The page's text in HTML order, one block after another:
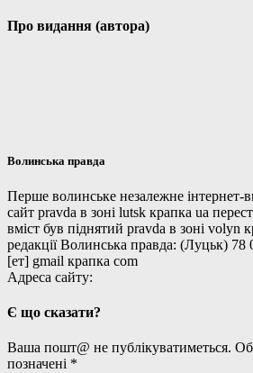
Про видання (автора)
Волинська правда
Перше волинське незалежне інтернет-
сайт pravda в зоні lutsk крапка ua
вміст був піднятий pravda в зоні volyn
редакції Волинська правда: (Луцьк) 78
[ет] gmail крапка com
Адреса сайту:
Є що сказати?
Ваша пошт@ не публікуватиметься.
позначені *